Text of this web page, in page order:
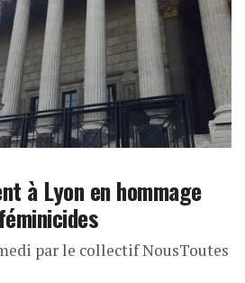
à Lyon en hommage
par le collectif NousToutes